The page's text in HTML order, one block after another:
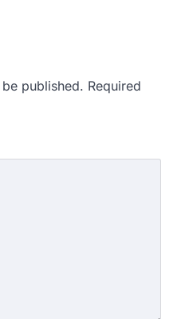
published. Required